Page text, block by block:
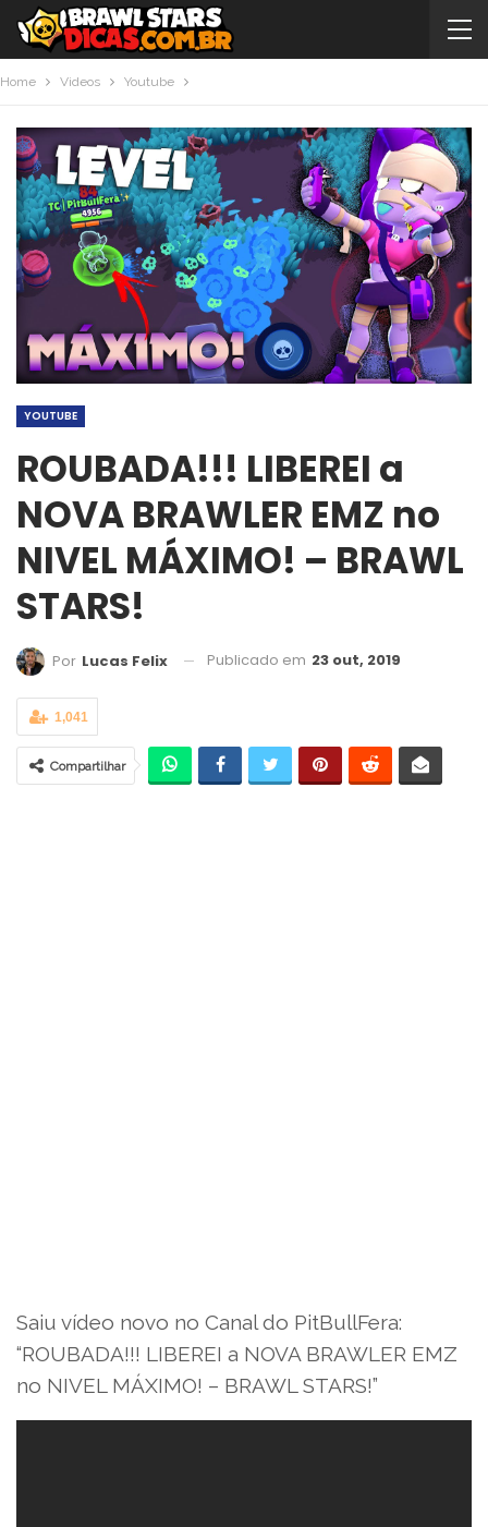
Home Videos Youtube
YOUTUBE
ROUBADA!!! LIBEREI a
NOVA BRAWLER EMZ no
NIVEL MÁXIMO! – BRAWL
STARS!
Por Lucas Felix Publicado em 23 out, 2019
1,041
Compartilhar
Saiu vídeo novo no Canal do PitBullFera:
“ROUBADA!!! LIBEREI a NOVA BRAWLER EMZ
no NIVEL MÁXIMO! – BRAWL STARS!”